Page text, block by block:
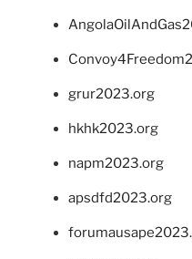
grur2023.org
hkhk2023.org
napm2023.org
apsdfd2023.org